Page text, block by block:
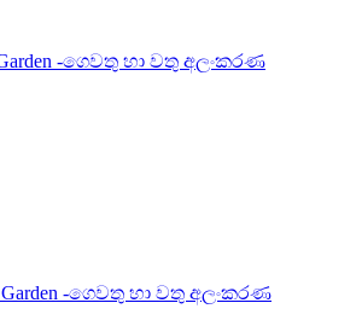
Garden -ගෙවතු හා වතු අලංකරණ
Garden -ගෙවතු හා වතු අලංකරණ